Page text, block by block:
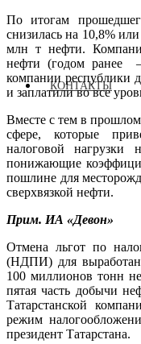
КОНТАКТЫ
По итогам
снизилась на 10,8%
млн т нефти.
нефти (годом ранее
компании республики
и заплатили во все
Вместе с тем в
сфере, которые
налоговой нагрузки
понижающие
пошлине для
сверхвязкой нефти.
Прим. ИА «Девон»
Отмена льгот по
(НДПИ) для
100 миллионов тонн
пятая часть добычи
Татарстанской
режим
президент Татарстана.